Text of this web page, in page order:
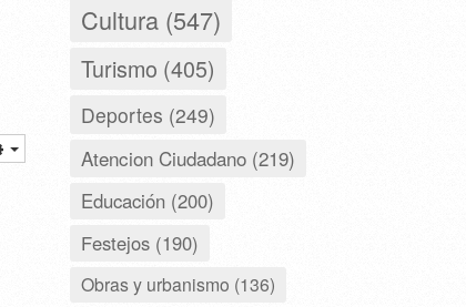
Cultura (547)
Turismo (405)
Deportes (249)
Atencion Ciudadano (219)
Educación (200)
Festejos (190)
Obras y urbanismo (136)